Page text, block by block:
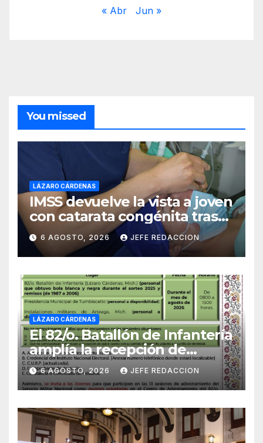
« Abr Jun »
You missed
LÁZARO CÁRDENAS
IMSS devuelve la vista a joven
con catarata congénita tras
23 años de limitación visual
6 AGOSTO, 2026 JEFE REDACCION
LÁZARO CÁRDENAS
El 82/o. Batallón de Infantería
amplía la recepción de
documentos para obtener La
Catilla del Servicio Militar
Nacional
6 AGOSTO, 2026 JEFE REDACCION